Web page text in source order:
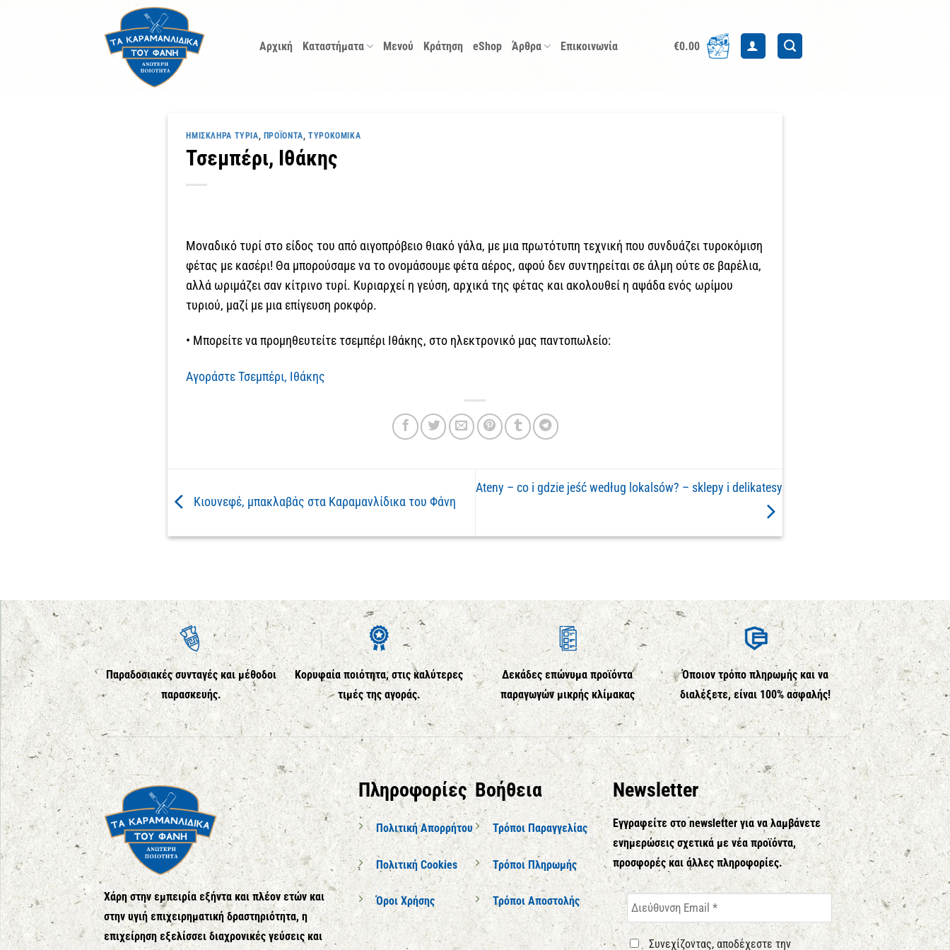
Αρχική Καταστήματα Μενού Κράτηση eShop Άρθρα Επικοινωνία €0.00
ΗΜΊΣΚΛΗΡΑ ΤΥΡΙΆ, ΠΡΟΪΌΝΤΑ,ΤΥΡΟΚΟΜΙΚΆ
Τσεμπέρι, Ιθάκης
Mοναδικό τυρί στο είδος του από αιγοπρόβειο θιακό γάλα, με μια πρωτότυπη τεχνική που συνδυάζει τυροκόμιση
φέτας με κασέρι! Θα μπορούσαμε να το ονομάσουμε φέτα αέρος, αφού δεν συντηρείται σε άλμη ούτε σε βαρέλια,
αλλά ωριμάζει σαν κίτρινο τυρί. Κυριαρχεί η γεύση, αρχικά της φέτας και ακολουθεί η αψάδα ενός ωρίμου
τυριού, μαζί με μια επίγευση ροκφόρ.
• Μπορείτε να προμηθευτείτε τσεμπέρι Ιθάκης, στο ηλεκτρονικό μας παντοπωλείο:
Αγοράστε Τσεμπέρι, Ιθάκης
Κιουνεφέ, μπακλαβάς στα Καραμανλίδικα του Φάνη
Ateny – co i gdzie jeść według lokalsów? – sklepy i delikatesy
Παραδοσιακές συνταγές και μέθοδοι
παρασκευής.
Κορυφαία ποιότητα, στις καλύτερες
τιμές της αγοράς.
Δεκάδες επώνυμα προϊόντα
παραγωγών μικρής κλίμακας
Όποιον τρόπο πληρωμής και να
διαλέξετε, είναι 100% ασφαλής!
Χάρη στην εμπειρία εξήντα και πλέον ετών και
στην υγιή επιχειρηματική δραστηριότητα, η
επιχείρηση εξελίσσει διαχρονικές γεύσεις και
Πληροφορίες
Πολιτική Απορρήτου
Πολιτική Cookies
Όροι Χρήσης
Βοήθεια
Τρόποι Παραγγελίας
Τρόποι Πληρωμής
Τρόποι Αποστολής
Newsletter
Εγγραφείτε στο newsletter για να λαμβάνετε
ενημερώσεις σχετικά με νέα προϊόντα,
προσφορές και άλλες πληροφορίες.
Συνεχίζοντας, αποδέχεστε την